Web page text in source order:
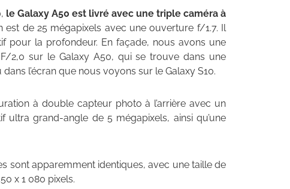
le Galaxy A50 est livré avec une triple caméra à
est de 25 mégapixels avec une ouverture f/1.7. Il
la profondeur. En façade, nous avons une
2,0 sur le Galaxy A50, qui se trouve dans une
l’écran que nous voyons sur le Galaxy S10.
à double capteur photo à l’arrière avec un
grand-angle de 5 mégapixels, ainsi qu’une
sont apparemment identiques, avec une taille de
x 1 080 pixels.